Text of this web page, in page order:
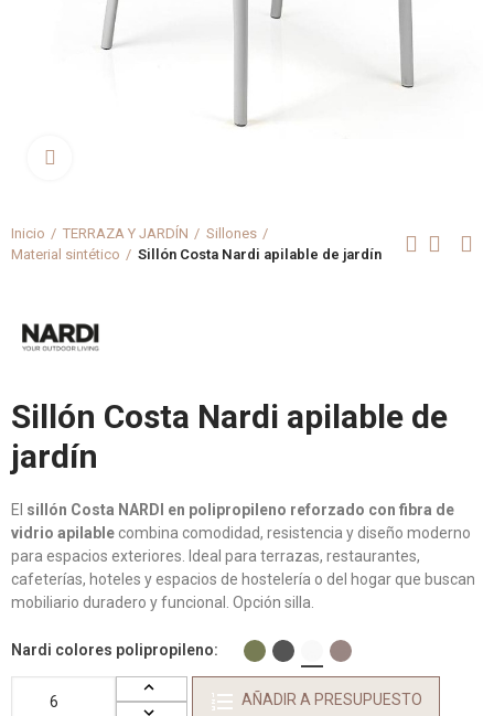
Inicio TERRAZA Y JARDÍN
Sillones
Material sintético
Sillón Costa Nardi apilable de jardín
Sillón Costa Nardi apilable de
jardín
El sillón Costa NARDI en polipropileno reforzado con fibra de
vidrio apilable combina comodidad, resistencia y diseño moderno
para espacios exteriores. Ideal para terrazas, restaurantes,
cafeterías, hoteles y espacios de hostelería o del hogar que buscan
mobiliario duradero y funcional. Opción silla.
Nardi colores polipropileno
AÑADIR A PRESUPUESTO